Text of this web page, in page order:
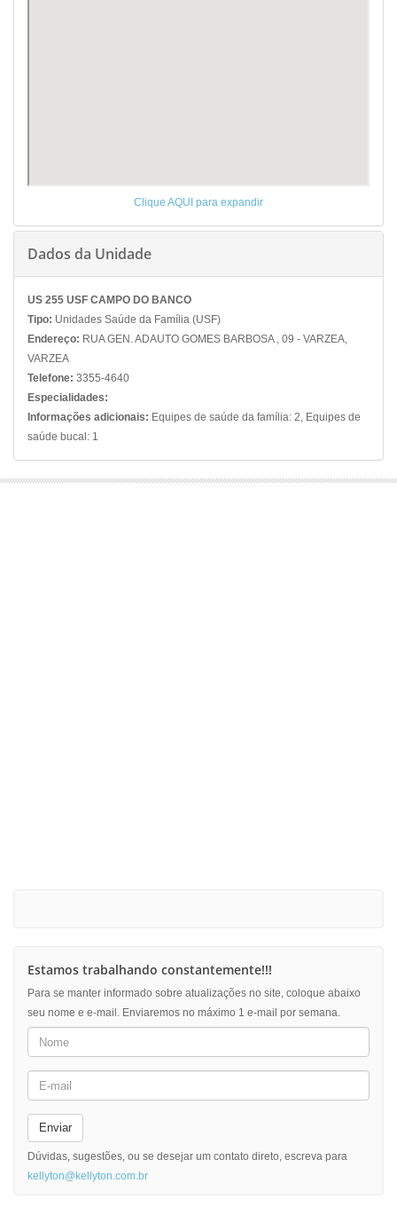
Clique AQUI para expandir
Dados da Unidade
US 255 USF CAMPO DO BANCO
Tipo: Unidades Saúde da Família (USF)
Endereço: RUA GEN. ADAUTO GOMES BARBOSA , 09 - VARZEA,
VARZEA
Telefone: 3355-4640
Especialidades:
Informações adicionais: Equipes de saúde da família: 2, Equipes de
saúde bucal: 1
Estamos trabalhando constantemente!!!
Para se manter informado sobre atualizações no site, coloque abaixo
seu nome e e-mail. Enviaremos no máximo 1 e-mail por semana.
Enviar
Dúvidas, sugestões, ou se desejar um contato direto, escreva para
kellyton@kellyton.com.br